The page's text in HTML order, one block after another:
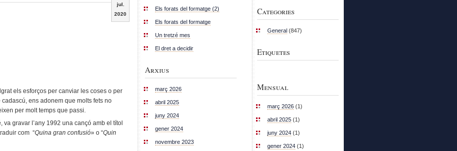
jul.
2020
els esforços per canviar les coses o per
ens adonem que molts fets no
per molt temps que passi.
gravar l’any 1992 una cançó amb el títol
com “Quina gran confusió» o “Quin
Els forats del formatge (2)
Els forats del formatge
Un tretzé mes
El dret a decidir
Arxius
març 2026
abril 2025
juny 2024
gener 2024
novembre 2023
Categories
General (847)
Etiquetes
Mensual
març 2026 (1)
abril 2025 (1)
juny 2024 (1)
gener 2024 (1)